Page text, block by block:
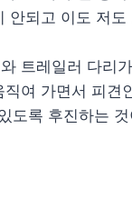
안되고 이도 저도
트레일러 다리
여 가면서 피견
도록 후진하는